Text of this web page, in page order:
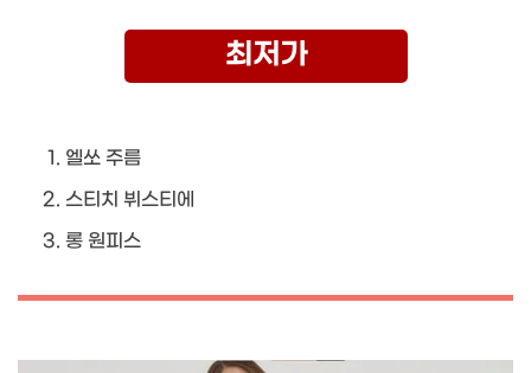
최저가
엘쏘 주름
스티치 뷔스티에
롱 원피스